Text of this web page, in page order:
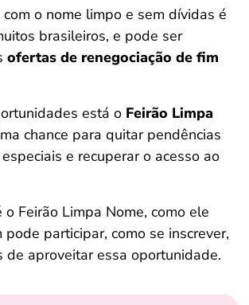
com o nome limpo e sem dívidas é
brasileiros, e pode ser
ofertas de renegociação de fim
está o Feirão Limpa
chance para quitar pendências
e recuperar o acesso ao
o Feirão Limpa Nome, como ele
pode participar, como se inscrever,
de aproveitar essa oportunidade.